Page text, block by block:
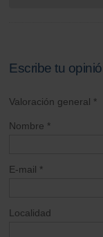
Escribe tu
Valoración general *
Nombre *
E-mail *
Localidad